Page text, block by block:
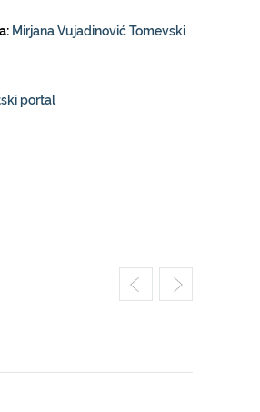
Mirjana Vujadinović Tomevski
portal